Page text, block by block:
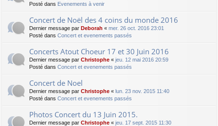
Posté dans Evenements à venir
Concert de Noël des 4 coins du monde 2016
Dernier message par Deborah « mer. 26 oct. 2016 23:01
Posté dans Concert et evenements passés
Concerts Atout Choeur 17 et 30 Juin 2016
Dernier message par Christophe « jeu. 12 mai 2016 20:59
Posté dans Concert et evenements passés
Concert de Noel
Dernier message par Christophe « lun. 23 nov. 2015 11:40
Posté dans Concert et evenements passés
Photos Concert du 13 Juin 2015.
Dernier message par Christophe « jeu. 17 sept. 2015 11:30